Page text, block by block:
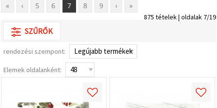
« ‹ 5 6 7 8 9 › »
875 tételek | oldalak 7/19
SZŰRŐK
rendezési szempont:
Elemek oldalanként: